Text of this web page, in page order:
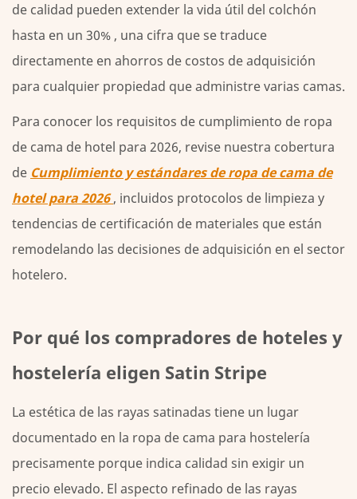
de calidad pueden extender la vida útil del colchón
hasta en un 30% , una cifra que se traduce
directamente en ahorros de costos de adquisición
para cualquier propiedad que administre varias camas.
Para conocer los requisitos de cumplimiento de ropa
de cama de hotel para 2026, revise nuestra cobertura
de Cumplimiento y estándares de ropa de cama de
hotel para 2026, incluidos protocolos de limpieza y
tendencias de certificación de materiales que están
remodelando las decisiones de adquisición en el sector
hotelero.
Por qué los compradores de hoteles y
hostelería eligen Satin Stripe
La estética de las rayas satinadas tiene un lugar
documentado en la ropa de cama para hostelería
precisamente porque indica calidad sin exigir un
precio elevado. El aspecto refinado de las rayas